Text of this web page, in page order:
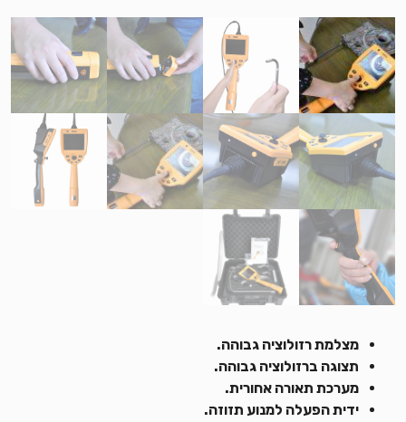
מצלמת רזולוציה גבוהה.
תצוגה ברזולוציה גבוהה.
מערכת תאורה אחורית.
ידית הפעלה למנוע תזוזה.